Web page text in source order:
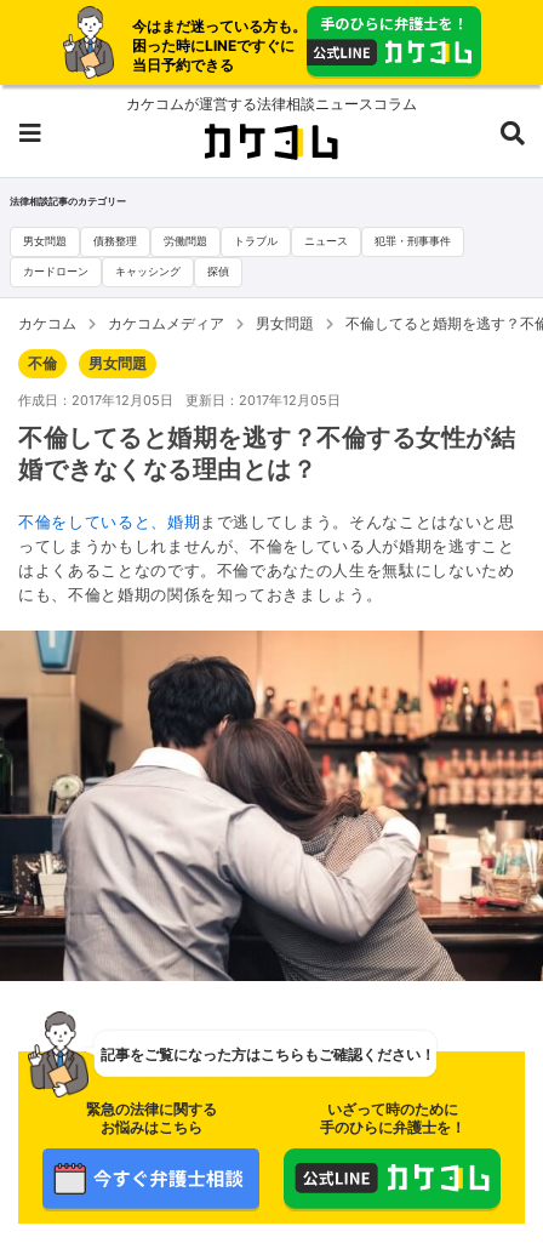
今はまだ迷っている方も。
困った時にLINEですぐに
当日予約できる
カケコムが運営する法律相談ニュースコラム
法律相談記事のカテゴリー
男女問題 債務整理 労働問題 トラブル ニュース 犯罪・刑事事件
カードローン キャッシング 探偵
カケコム カケコムメディア 男女問題 不倫してると婚期を逃す？不
不倫 男女問題
作成日：2017年12月05日 更新日：2017年12月05日
不倫してると婚期を逃す？不倫する女性が結
婚できなくなる理由とは？
不倫をしていると、婚期まで逃してしまう。そんなことはないと思
ってしまうかもしれませんが、不倫をしている人が婚期を逃すこと
はよくあることなのです。不倫であなたの人生を無駄にしないため
にも、不倫と婚期の関係を知っておきましょう。
記事をご覧になった方はこちらもご確認ください！
緊急の法律に関する
お悩みはこちら
いざって時のために
手のひらに弁護士を！